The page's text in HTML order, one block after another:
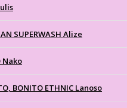
SUPERWASH Alize
Nako
BONITO ETHNIC Lanoso